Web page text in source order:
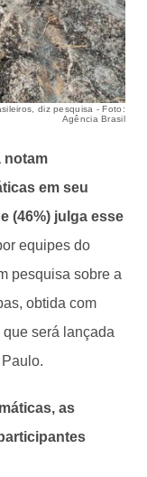
diz pesquisa - Foto:
Agência Brasil
notam
em seu
(46%) julga esse
equipes do
pesquisa sobre a
obtida com
que será lançada
as